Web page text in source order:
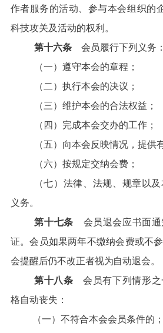
作者服务的活动、参与本会组织的
科技攻关及活动的权利。
第十六条 会员履行下列义务：
（一）遵守本会的章程；
（二）执行本会的决议；
（三）维护本会的合法权益；
（四）完成本会交办的工作；
（五）向本会反映情况，提供
（六）按规定交纳会费；
（七）法律、法规、规章以
义务。
第十七条
会员退会应书面
证。会员如果两年不缴纳会费或不
会提醒后仍不改正者视为自动退会。
第十八条会员有下列情形
格自动丧失：
（一）不符合本会会员条件的；